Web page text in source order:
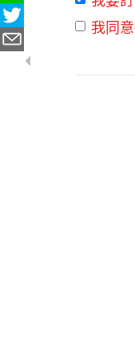
我同